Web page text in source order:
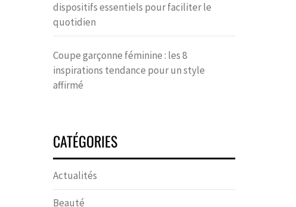
dispositifs essentiels pour faciliter le
quotidien
Coupe garçonne féminine : les 8
inspirations tendance pour un style
affirmé
CATÉGORIES
Actualités
Beauté